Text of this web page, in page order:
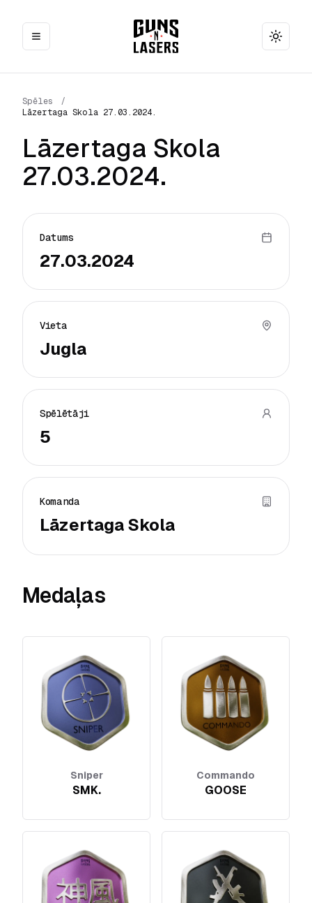
Toggle
Spēles
/
Lāzertaga Skola 27.03.2024.
Lāzertaga Skola
27.03.2024.
Datums
27.03.2024
Vieta
Jugla
Spēlētāji
5
Komanda
Lāzertaga Skola
Medaļas
Sniper
SMK.
Commando
GOOSE